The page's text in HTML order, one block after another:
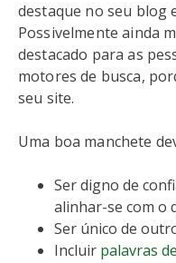
destaque no seu blog
Possivelmente ainda
destacado para as
motores de busca,
seu site.
Uma boa manchete
Ser digno de
alinhar-se com o
Ser único de
Incluir palavras